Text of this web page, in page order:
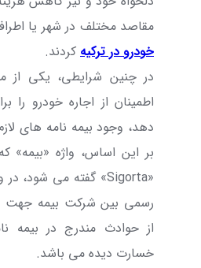
مقاصد مختلف در شهر یا اطراف
خودرو در ترکیه کردند.
در چنین شرایطی، یکی از
اطمینان از اجاره خودرو را
دهد، وجود بیمه نامه های
بر این اساس، واژه «بیمه»
«
Sigorta» گفته می شود، در
رسمی بین شرکت بیمه جهت
از حوادث مندرج در بیمه
خسارت دیده می باشد.